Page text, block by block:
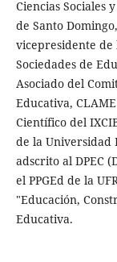
Ciencias Sociales
de Santo
vicepresidente de
Sociedades de
Asociado del
Educativa,
Científico del
de la Universidad
adscrito al DPEC
el PPGEd de la
"Educación,
Educativa.